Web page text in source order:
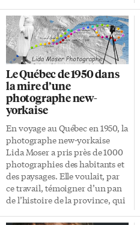
d’Argyle se sont rendus à
l’événement au Musée des
Acadiens des Pubnicos, en
Nouvelle-Écosse. Yves Cormier,
originaire de Moncton au
Nouveau-Brunswick, détient
un doctorat de l’Université
Sherbrooke. Il a enseigné les
études françaises à l’Université
Sainte-Anne en Nouvelle-
Écosse et se spécialise dans les
particularités linguistiques et
historiques de l’Acadie. On lui
doit des ouvrages érudits
comme Les aboiteaux en
Acadie, hier et aujourd’hui,
lauréat du prix France-Acadie
en 1991, ou […]
Le Québec de 1950 dans
la mire d’une
photographe new-
yorkaise
En voyage au Québec en 1950, la
photographe new-yorkaise
Lida Moser a pris près de 1000
photographies des habitants et
des paysages. Elle voulait, par
ce travail, témoigner d’un pan
de l’histoire de la province, qui